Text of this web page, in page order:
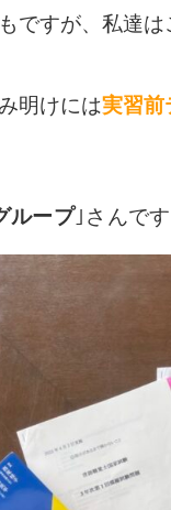
ですが、私達
明けには実習前
ループ｣さんです